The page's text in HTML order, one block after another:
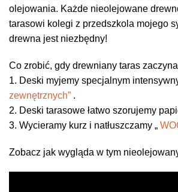
olejowania. Każde nieolejowane
tarasowi kolegi z przedszkola mojego
drewna jest niezbędny!
Co zrobić, gdy drewniany taras
1. Deski myjemy specjalnym
zewnętrznych” .
2. Deski tarasowe łatwo szorujemy
3. Wycieramy kurz i natłuszczamy „
Zobacz jak wygląda w tym